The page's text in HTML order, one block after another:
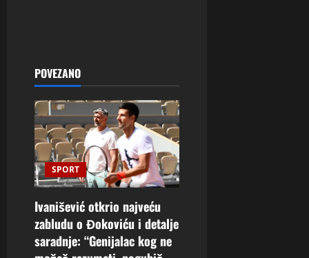
POVEZANO
SPORT
Ivanišević otkrio najveću
zabludu o Đokoviću i detalje
saradnje: “Genijalac kog ne